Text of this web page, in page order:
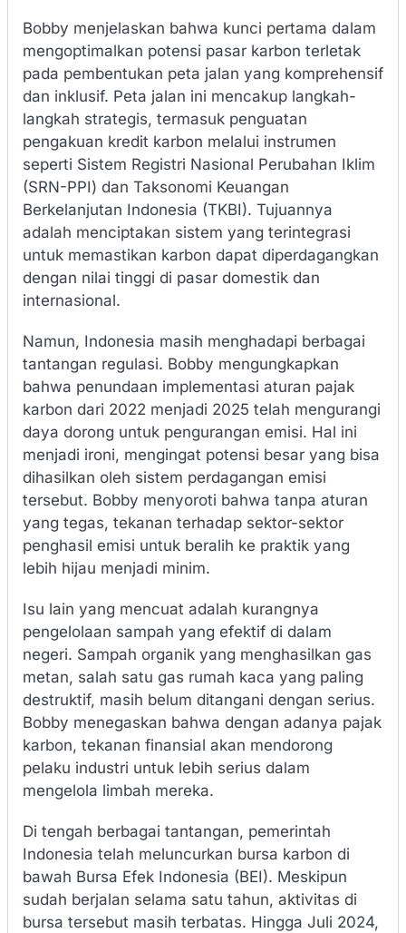
Bobby menjelaskan bahwa kunci pertama dalam
mengoptimalkan potensi pasar karbon terletak
pada pembentukan peta jalan yang komprehensif
dan inklusif. Peta jalan ini mencakup langkah-
langkah strategis, termasuk penguatan
pengakuan kredit karbon melalui instrumen
seperti Sistem Registri Nasional Perubahan Iklim
(SRN-PPI) dan Taksonomi Keuangan
Berkelanjutan Indonesia (TKBI). Tujuannya
adalah menciptakan sistem yang terintegrasi
untuk memastikan karbon dapat diperdagangkan
dengan nilai tinggi di pasar domestik dan
internasional.
Namun, Indonesia masih menghadapi berbagai
tantangan regulasi. Bobby mengungkapkan
bahwa penundaan implementasi aturan pajak
karbon dari 2022 menjadi 2025 telah mengurangi
daya dorong untuk pengurangan emisi. Hal ini
menjadi ironi, mengingat potensi besar yang bisa
dihasilkan oleh sistem perdagangan emisi
tersebut. Bobby menyoroti bahwa tanpa aturan
yang tegas, tekanan terhadap sektor-sektor
penghasil emisi untuk beralih ke praktik yang
lebih hijau menjadi minim.
Isu lain yang mencuat adalah kurangnya
pengelolaan sampah yang efektif di dalam
negeri. Sampah organik yang menghasilkan gas
metan, salah satu gas rumah kaca yang paling
destruktif, masih belum ditangani dengan serius.
Bobby menegaskan bahwa dengan adanya pajak
karbon, tekanan finansial akan mendorong
pelaku industri untuk lebih serius dalam
mengelola limbah mereka.
Di tengah berbagai tantangan, pemerintah
Indonesia telah meluncurkan bursa karbon di
bawah Bursa Efek Indonesia (BEI). Meskipun
sudah berjalan selama satu tahun, aktivitas di
bursa tersebut masih terbatas. Hingga Juli 2024,